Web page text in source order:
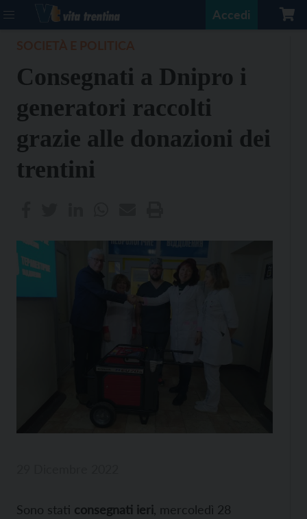
Accedi
Consegnati a Dnipro i
generatori raccolti
grazie alle donazioni dei
trentini
Sono stati consegnati ieri , mercoledì 28